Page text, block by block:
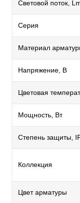
Световой поток,
Серия
Материал
Напряжение, В
Цветовая
Мощность, Вт
Степень защиты,
Коллекция
Цвет арматуры